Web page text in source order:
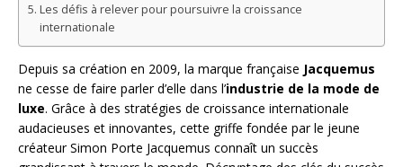
Les défis à relever pour poursuivre la croissance
internationale
Depuis sa création en 2009, la marque française Jacquemus
ne cesse de faire parler d’elle dans l’industrie de la mode de
luxe. Grâce à des stratégies de croissance internationale
audacieuses et innovantes, cette griffe fondée par le jeune
créateur Simon Porte Jacquemus connaît un succès